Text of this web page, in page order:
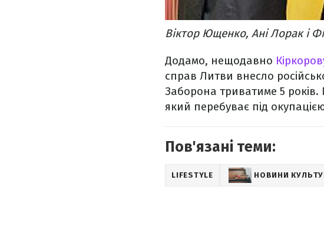
Віктор Ющенко, Ані Лорак і
Додамо, нещодавно
справ Литви внесло
Заборона триватиме 5
який перебуває під окупацією
Пов'язані теми:
LIFESTYLE НОВИНИ